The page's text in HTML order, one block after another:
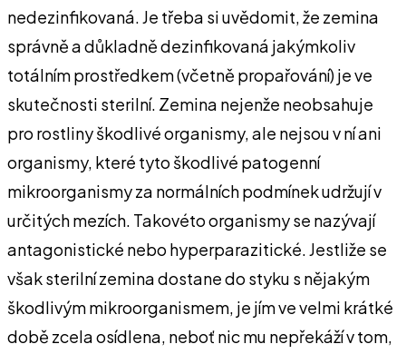
nedezinfikovaná. Je třeba si uvědomit, že zemina
správně a důkladně dezinfikovaná jakýmkoliv
totálním prostředkem (včetně propařování) je ve
skutečnosti sterilní. Zemina nejenže neobsahuje
pro rostliny škodlivé organismy, ale nejsou v ní ani
organismy, které tyto škodlivé patogenní
mikroorganismy za normálních podmínek udržují v
určitých mezích. Takovéto organismy se nazývají
antagonistické nebo hyperparazitické. Jestliže se
však sterilní zemina dostane do styku s nějakým
škodlivým mikroorganismem, je jím ve velmi krátké
době zcela osídlena, neboť nic mu nepřekáží v tom,